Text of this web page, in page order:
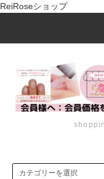
ReiRoseショップ